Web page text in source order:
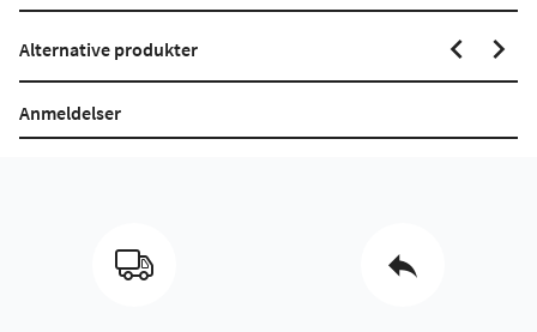
Alternative produkter
Anmeldelser